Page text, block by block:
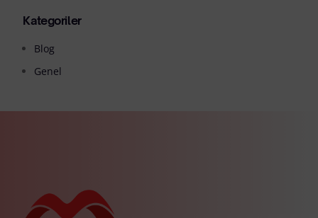
Kategoriler
Blog
Genel